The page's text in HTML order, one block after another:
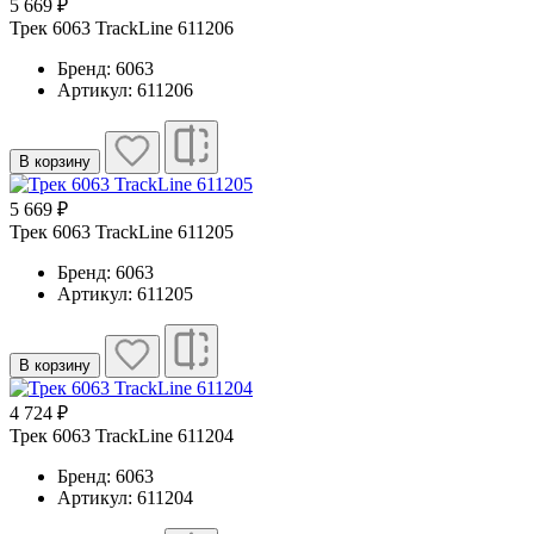
5 669 ₽
Трек 6063 TrackLine 611206
Бренд: 6063
Артикул: 611206
В корзину
5 669 ₽
Трек 6063 TrackLine 611205
Бренд: 6063
Артикул: 611205
В корзину
4 724 ₽
Трек 6063 TrackLine 611204
Бренд: 6063
Артикул: 611204